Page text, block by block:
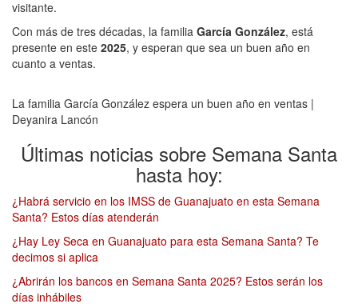
visitante.
Con más de tres décadas, la familia García González, está
presente en este 2025, y esperan que sea un buen año en
cuanto a ventas.
La familia García González espera un buen año en ventas |
Deyanira Lancón
Últimas noticias sobre Semana Santa
hasta hoy:
¿Habrá servicio en los IMSS de Guanajuato en esta Semana
Santa? Estos días atenderán
¿Hay Ley Seca en Guanajuato para esta Semana Santa? Te
decimos si aplica
¿Abrirán los bancos en Semana Santa 2025? Estos serán los
días inhábiles